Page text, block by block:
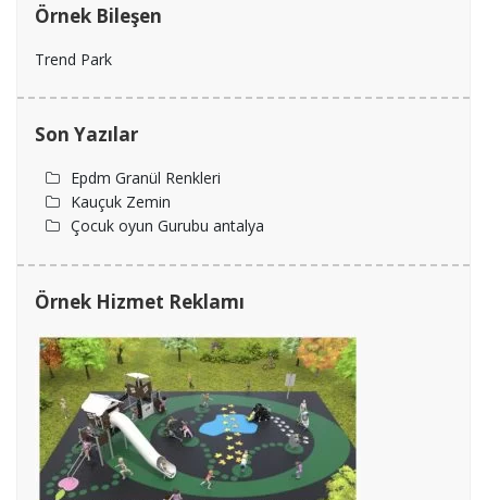
Örnek Bileşen
Trend Park
Son Yazılar
Epdm Granül Renkleri
Kauçuk Zemin
Çocuk oyun Gurubu antalya
Örnek Hizmet Reklamı